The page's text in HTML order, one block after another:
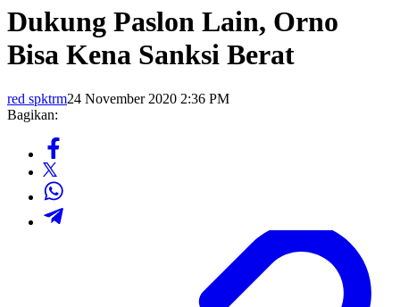
Dukung Paslon Lain, Orno
Bisa Kena Sanksi Berat
red spktrm24 November 2020 2:36 PM
Bagikan: